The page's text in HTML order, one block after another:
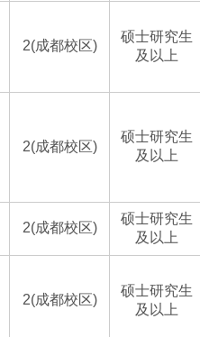
2(成都校区)
硕士研究生
及以上
2(成都校区)
硕士研究生
及以上
2(成都校区)
硕士研究生
及以上
2(成都校区)
硕士研究生
及以上